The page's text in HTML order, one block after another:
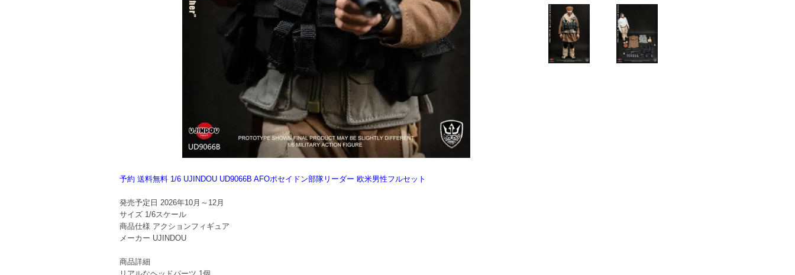
予約 送料無料 1/6 UJINDOU UD9066B AFOポセイドン部隊リーダー 欧米男性フルセット
発売予定日 2026年10月～12月
サイズ 1/6スケール
商品仕様 アクションフィギュア
メーカー UJINDOU
商品詳細